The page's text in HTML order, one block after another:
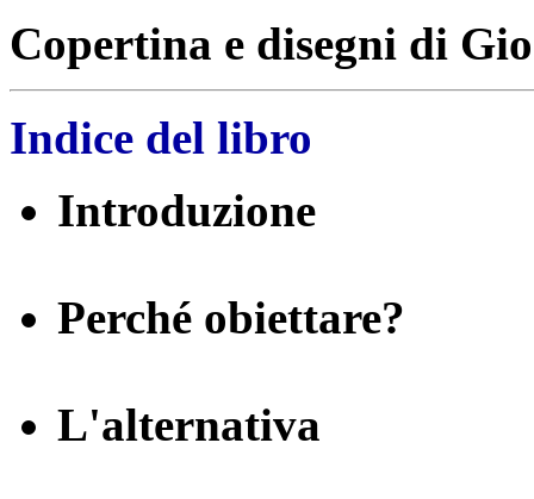
Copertina e disegni di
Indice del libro
Introduzione
Perché obiettare?
L'alternativa